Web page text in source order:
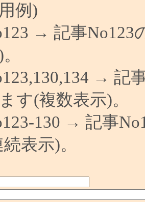
例)
→ 記事No123
→ 記
す(複数表示)。
130 → 記事
表示)。